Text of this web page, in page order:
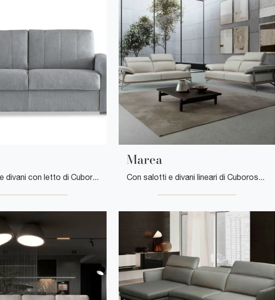
Con salotti e divani con letto di Cuborosso come il modello Fiesta in tessuto, potrai completare il tuo progetto d'arredo.
Marea
Con salotti e divani lineari di Cuborosso come il modello Marea in pelle, potrai ultimare il tuo progetto d'arredo.